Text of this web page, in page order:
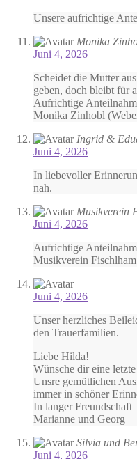
Unsere aufrichtige
Monika
Juni 4, 2026
Scheidet die Mutter
geben, doch bleibt für
Aufrichtige
Monika Zinhobl
Ingrid &
Juni 4, 2026
In liebevoller
nah.
Musikverein
Juni 4, 2026
Aufrichtige
Musikverein
Juni 4, 2026
Unser herzliches
den Trauerfamilien.
Liebe Hilda!
Wünsche dir eine
Unsre gemütlichen
immer in schöner
In langer Freundschaft
Marianne und Georg
Silvia und
Juni 4, 2026